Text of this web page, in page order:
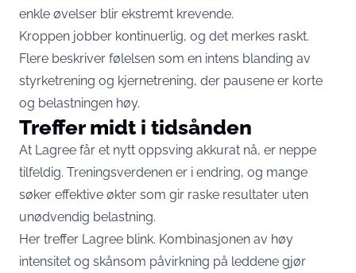
enkle øvelser blir ekstremt krevende.
Kroppen jobber kontinuerlig, og det merkes raskt.
Flere beskriver følelsen som en intens blanding av
styrketrening og kjernetrening, der pausene er korte
og belastningen høy.
Treffer midt i tidsånden
At Lagree får et nytt oppsving akkurat nå, er neppe
tilfeldig. Treningsverdenen er i endring, og mange
søker effektive økter som gir raske resultater uten
unødvendig belastning.
Her treffer Lagree blink. Kombinasjonen av høy
intensitet og skånsom påvirkning på leddene gjør